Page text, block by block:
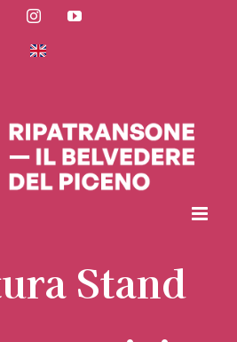
FacebookInstagramYouTube
Stand